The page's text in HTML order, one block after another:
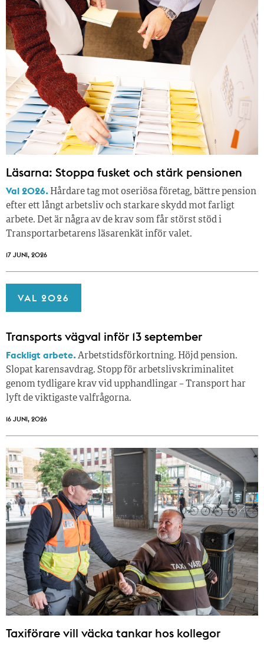
Läsarna: Stoppa fusket och stärk pensionen
Val 2026. Hårdare tag mot oseriösa företag, bättre pension
efter ett långt arbetsliv och starkare skydd mot farligt
arbete. Det är några av de krav som får störst stöd i
Transportarbetarens läsar­enkät inför valet.
17 JUNI, 2026
VAL 2026
Transports vägval inför 13 september
Fackligt arbete.Arbetstidsförkortning. Höjd pension.
Slopat karensavdrag. Stopp för arbetslivskriminalitet
genom tydligare krav vid upphandlingar – Transport har
lyft de viktigaste valfrågorna.
16 JUNI, 2026
Taxiförare vill väcka tankar hos kollegor